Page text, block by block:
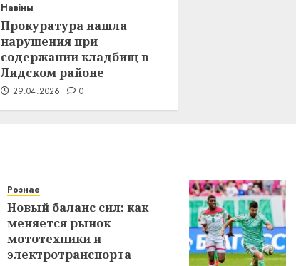
Навіны
Прокуратура нашла
нарушения при
содержании кладбищ в
Лидском районе
29.04.2026 0
Рознае
Новый баланс сил: как
меняется рынок
мототехники и
электротранспорта